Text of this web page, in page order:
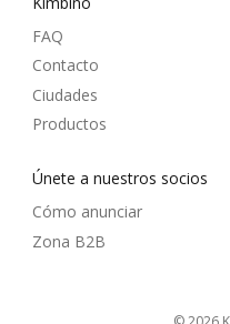
FAQ
Contacto
Ciudades
Productos
Únete a nuestros socios
Cómo anunciar
Zona B2B